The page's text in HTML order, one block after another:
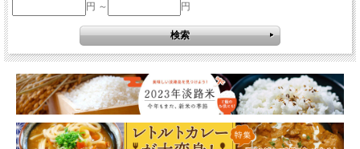
円 ～
円